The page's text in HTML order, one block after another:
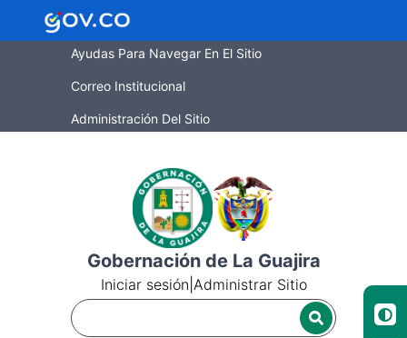
Ayudas Para Navegar En El Sitio
Correo Institucional
Administración Del Sitio
Gobernación de La Guajira
Iniciar sesión Administrar Sitio